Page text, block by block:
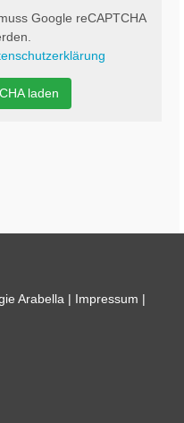
Google reCAPTCHA
laden
Arabella | Impressum |